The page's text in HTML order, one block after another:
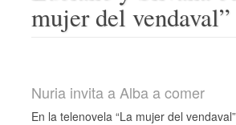
mujer del vendaval”
Nuria invita a Alba a comer
En la telenovela “La mujer del